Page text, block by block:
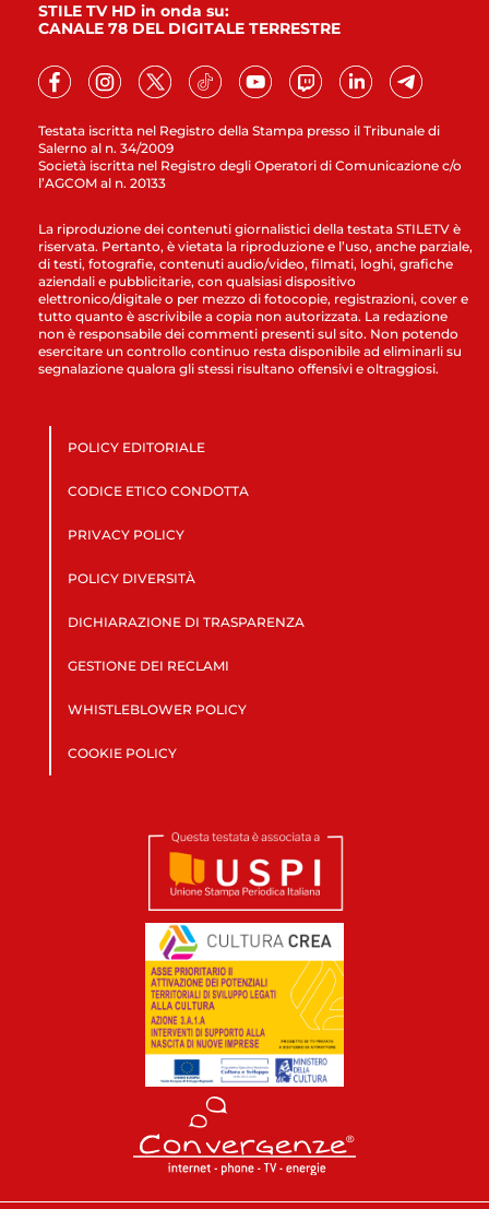
Testata iscritta nel Registro della Stampa presso il Tribunale di
Salerno al n. 34/2009
Società iscritta nel Registro degli Operatori di Comunicazione c/o
l’AGCOM al n. 20133
STILE TV HD in onda su:
CANALE 78 DEL DIGITALE TERRESTRE
La riproduzione dei contenuti giornalistici della testata STILETV è
riservata. Pertanto, è vietata la riproduzione e l’uso, anche parziale,
di testi, fotografie, contenuti audio/video, filmati, loghi, grafiche
aziendali e pubblicitarie, con qualsiasi dispositivo
elettronico/digitale o per mezzo di fotocopie, registrazioni, cover e
tutto quanto è ascrivibile a copia non autorizzata. La redazione
non è responsabile dei commenti presenti sul sito. Non potendo
esercitare un controllo continuo resta disponibile ad eliminarli su
segnalazione qualora gli stessi risultano offensivi e oltraggiosi.
POLICY EDITORIALE
CODICE ETICO CONDOTTA
PRIVACY POLICY
POLICY DIVERSITÀ
DICHIARAZIONE DI TRASPARENZA
GESTIONE DEI RECLAMI
WHISTLEBLOWER POLICY
COOKIE POLICY